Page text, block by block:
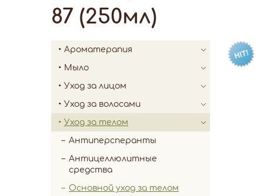
87 (250мл)
Ароматерапия
Мыло
Уход за лицом
Уход за волосами
Уход за телом
Антиперсперанты
Антицеллюлитные
средства
Основной уход за телом